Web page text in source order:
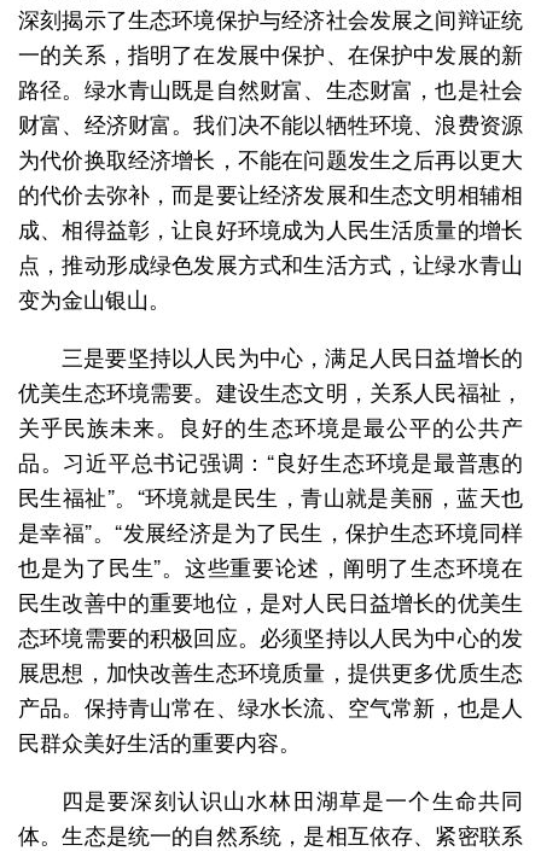
深刻揭示了生态环境保护与经济社会发展之间辩证统
一的关系，指明了在发展中保护、在保护中发展的新
路径。绿水青山既是自然财富、生态财富，也是社会
财富、经济财富。我们决不能以牺牲环境、浪费资源
为代价换取经济增长，不能在问题发生之后再以更大
的代价去弥补，而是要让经济发展和生态文明相辅相
成、相得益彰，让良好环境成为人民生活质量的增长
点，推动形成绿色发展方式和生活方式，让绿水青山
变为金山银山。
三是要坚持以人民为中心，满足人民日益增长的
优美生态环境需要。建设生态文明，关系人民福祉，
关乎民族未来。良好的生态环境是最公平的公共产
品。习近平总书记强调：“良好生态环境是最普惠的
民生福祉”。“环境就是民生，青山就是美丽，蓝天也
是幸福”。“发展经济是为了民生，保护生态环境同样
也是为了民生”。这些重要论述，阐明了生态环境在
民生改善中的重要地位，是对人民日益增长的优美生
态环境需要的积极回应。必须坚持以人民为中心的发
展思想，加快改善生态环境质量，提供更多优质生态
产品。保持青山常在、绿水长流、空气常新，也是人
民群众美好生活的重要内容。
四是要深刻认识山水林田湖草是一个生命共同
体。生态是统一的自然系统，是相互依存、紧密联系